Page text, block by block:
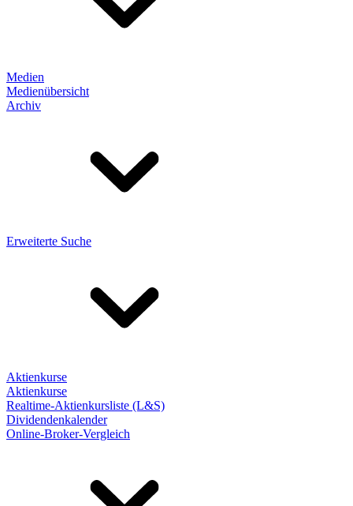
Medien
Medienübersicht
Archiv
Erweiterte Suche
Aktienkurse
Aktienkurse
Realtime-Aktienkursliste (L&S)
Dividendenkalender
Online-Broker-Vergleich